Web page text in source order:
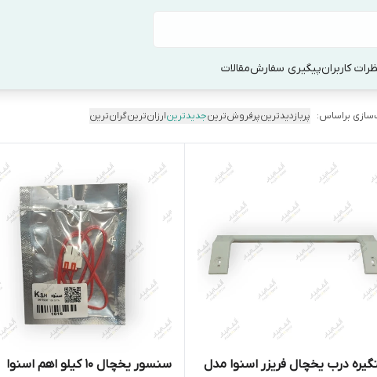
کاربرانپیگیری سفارشمقالات
براساس: پربازدیدترینپرفروش‌ترینجدیدترینارزان‌ترینگران‌ترین
درب یخچال فریزر اسنوا مدل
سنسور یخچال 10 کیلو اهم اسنوا